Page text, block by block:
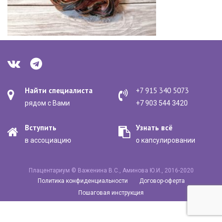
+7 915 340 5073
+7 903 544 3420
Найти специалиста
рядом с Вами
Узнать всё
о капсулировании
Вступить
в ассоциацию
Плацентариум © Важенина В.С., Аминова Ю.И., 2016-2020
Политика конфиденциальности
Договор-оферта
Пошаговая инструкция